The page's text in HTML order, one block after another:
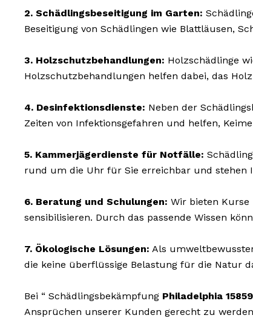
2. Schädlingsbeseitigung im Garten:
Beseitigung von Schädlingen wie Blattläusen,
3. Holzschutzbehandlungen: Holzschädlinge
Holzschutzbehandlungen helfen dabei, das
4. Desinfektionsdienste: Neben der
Zeiten von Infektionsgefahren und helfen,
5. Kammerjägerdienste für Notfälle:
rund um die Uhr für Sie erreichbar und stehen
6. Beratung und Schulungen: Wir bieten
sensibilisieren. Durch das passende Wissen
7. Ökologische Lösungen: Als
die keine überflüssige Belastung für die Natur
Bei “ Schädlingsbekämpfung Philadelphia 15859
Ansprüchen unserer Kunden gerecht zu